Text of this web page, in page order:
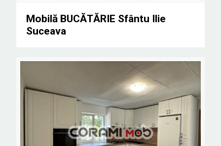
Mobilă BUCĂTĂRIE Sfântu Ilie Suceava
Mobilă BUCĂTĂRIE Sfântu Ilie
Suceava